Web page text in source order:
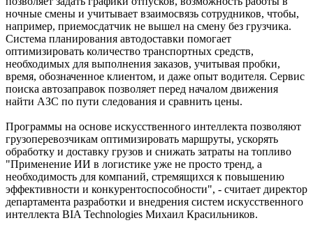
ночные смены и учитывает взаимосвязь сотрудников, чтобы,
например, приемосдатчик не вышел на смену без грузчика.
Система планирования автодоставки помогает
оптимизировать количество транспортных средств,
необходимых для выполнения заказов, учитывая пробки,
время, обозначенное клиентом, и даже опыт водителя. Сервис
поиска автозаправок позволяет перед началом движения
найти АЗС по пути следования и сравнить цены.
Программы на основе искусственного интеллекта позволяют
грузоперевозчикам оптимизировать маршруты, ускорять
обработку и доставку грузов и снижать затраты на топливо
"Применение ИИ в логистике уже не просто тренд, а
необходимость для компаний, стремящихся к повышению
эффективности и конкурентоспособности", - считает директор
департамента разработки и внедрения систем искусственного
интеллекта BIA Technologies Михаил Красильников.